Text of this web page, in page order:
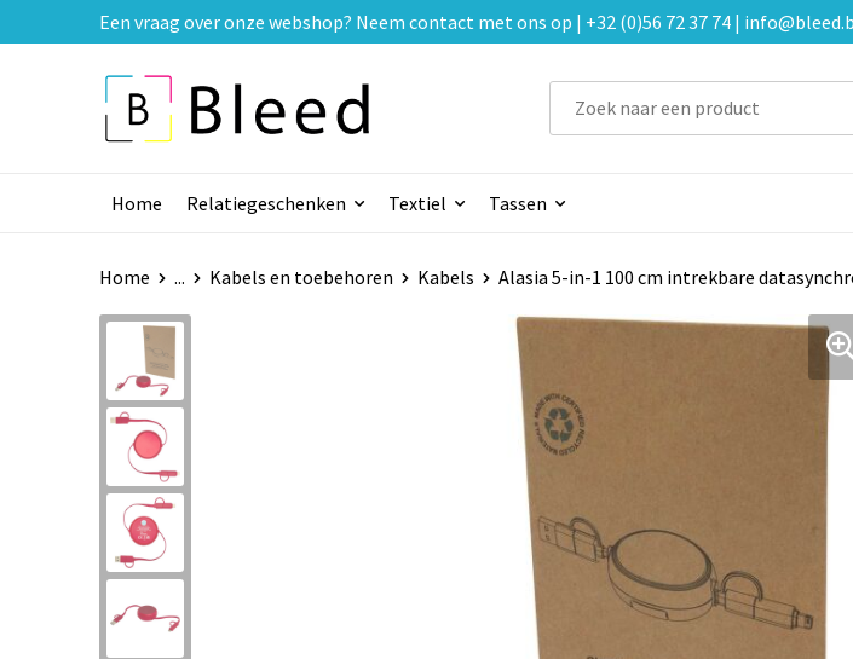
Een vraag over onze webshop? Neem contact met ons op | +32 (0)56 72 37 74 |
Home Relatiegeschenken Textiel Tassen
Home ... Kabels en toebehoren Kabels Alasia 5-in-1 100 cm intrekbare